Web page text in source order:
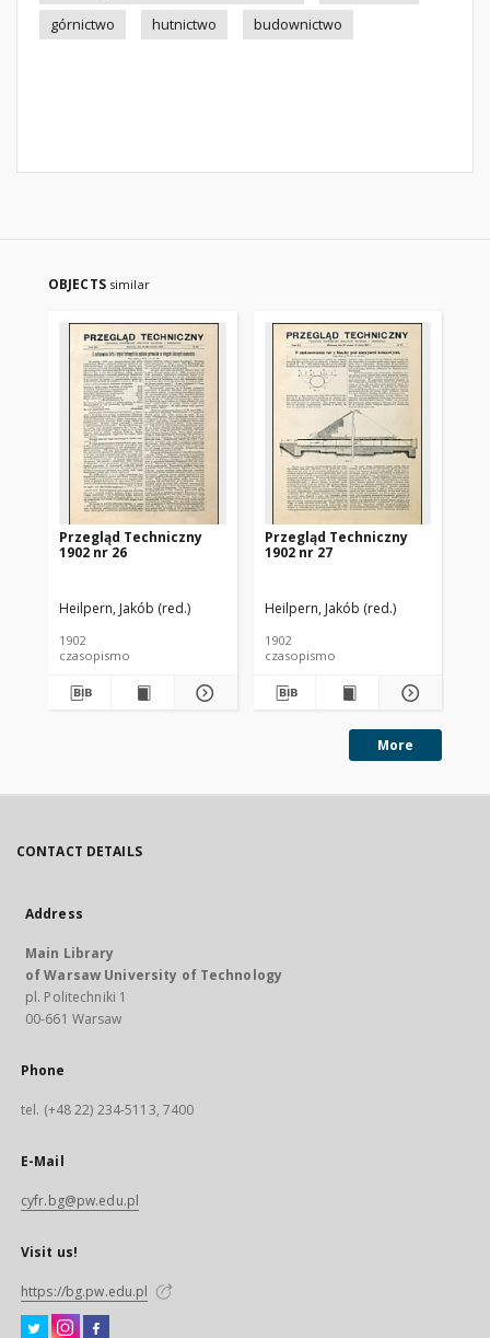
górnictwo
hutnictwo budownictwo
OBJECTS similar
Przegląd Techniczny
1902 nr 26
Heilpern, Jakób (red.)
1902
czasopismo
Przegląd Techniczny
1902 nr 27
Heilpern, Jakób (red.)
1902
czasopismo
More
CONTACT DETAILS
Address
Main Library
of Warsaw University of Technology
pl. Politechniki 1
00-661 Warsaw
Phone
tel. (+48 22) 234-5113, 7400
E-Mail
cyfr.bg@pw.edu.pl
Visit us!
https://bg.pw.edu.pl